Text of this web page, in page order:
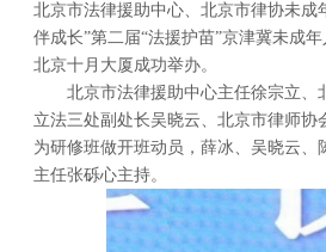
北京市法律援助中心、北京市律协未
伴成长”第二届“法援护苗”京津冀未成
北京十月大厦成功举办。
北京市法律援助中心主任徐宗立、
立法三处副处长吴晓云、北京市律师
为研修班做开班动员，薛冰、吴晓云
主任张砾心主持。